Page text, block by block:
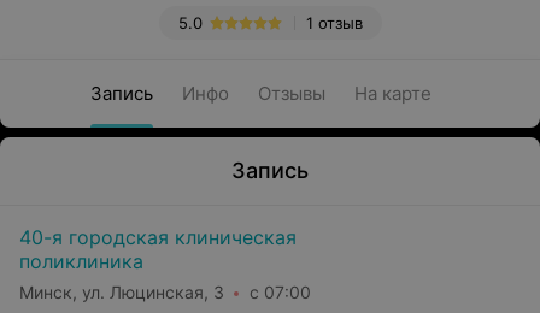
1 отзыв
5.0
Запись Инфо Отзывы На карте
Запись
40-я городская клиническая
поликлиника
Минск, ул. Люцинская, 3 с 07:00